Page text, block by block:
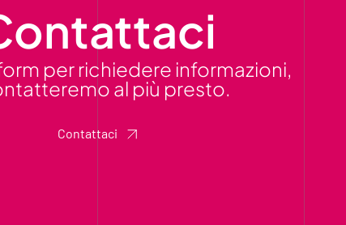
per richiedere informazioni,
al più presto.
Contattaci